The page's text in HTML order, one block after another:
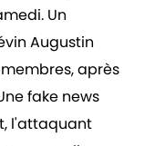
Un
Augustin
après
fake news
l'attaquant